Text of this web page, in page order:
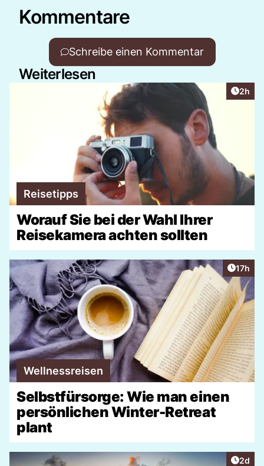
Kommentare
Schreibe einen Kommentar
Weiterlesen
2h
Reisetipps
Worauf Sie bei der Wahl Ihrer
Reisekamera achten sollten
Artikel
17h
Wellnessreisen
Selbstfürsorge: Wie man einen
persönlichen Winter-Retreat
plant
2d